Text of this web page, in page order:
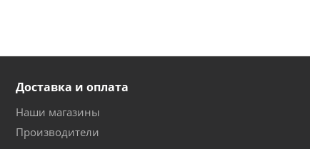
Доставка и оплата
Наши магазины
Производители